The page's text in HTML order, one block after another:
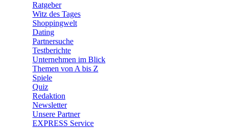
Ratgeber
Witz des Tages
Shoppingwelt
Dating
Partnersuche
Testberichte
Unternehmen im Blick
Themen von A bis Z
Spiele
Quiz
Redaktion
Newsletter
Unsere Partner
EXPRESS Service